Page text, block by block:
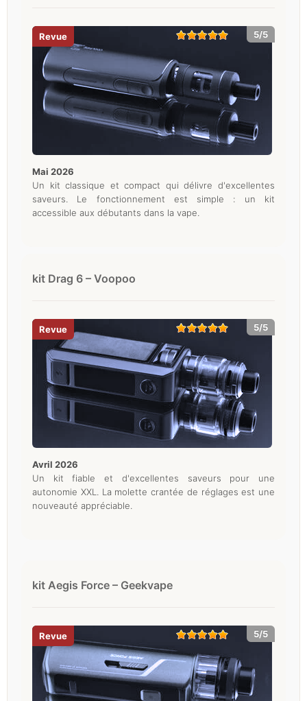
5/5
mai 2026
Un kit classique et compact qui délivre d'excellentes
saveurs. Le fonctionnement est simple : un kit
accessible aux débutants dans la vape.
kit Drag 6 – Voopoo
5/5
avril 2026
Un kit fiable et d'excellentes saveurs pour une
autonomie XXL. La molette crantée de réglages est une
nouveauté appréciable.
kit Aegis Force – Geekvape
5/5